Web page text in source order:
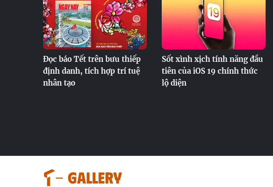
Đọc báo Tết trên bưu thiếp
định danh, tích hợp trí tuệ
nhân tạo
Sốt xình xịch tính năng đầu
tiên của iOS 19 chính thức
lộ diện
GALLERY